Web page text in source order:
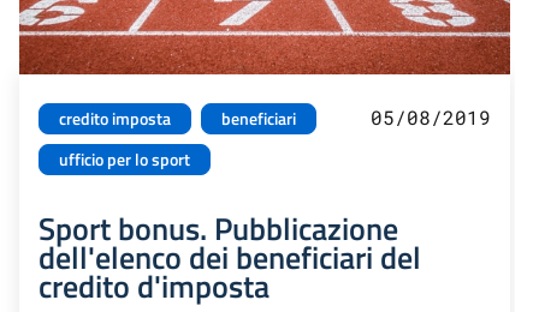
credito imposta
beneficiari
ufficio per lo sport
05/08/2019
Sport bonus. Pubblicazione
dell'elenco dei beneficiari del
credito d'imposta